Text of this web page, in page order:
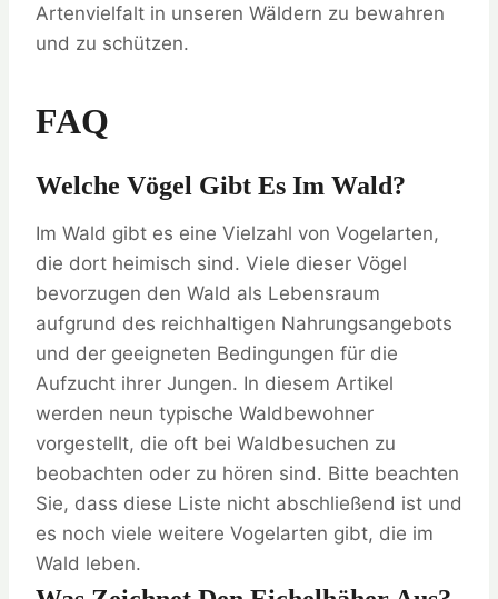
Artenvielfalt in unseren Wäldern zu bewahren
und zu schützen.
FAQ
Welche Vögel Gibt Es Im Wald?
Im Wald gibt es eine Vielzahl von Vogelarten,
die dort heimisch sind. Viele dieser Vögel
bevorzugen den Wald als Lebensraum
aufgrund des reichhaltigen Nahrungsangebots
und der geeigneten Bedingungen für die
Aufzucht ihrer Jungen. In diesem Artikel
werden neun typische Waldbewohner
vorgestellt, die oft bei Waldbesuchen zu
beobachten oder zu hören sind. Bitte beachten
Sie, dass diese Liste nicht abschließend ist und
es noch viele weitere Vogelarten gibt, die im
Wald leben.